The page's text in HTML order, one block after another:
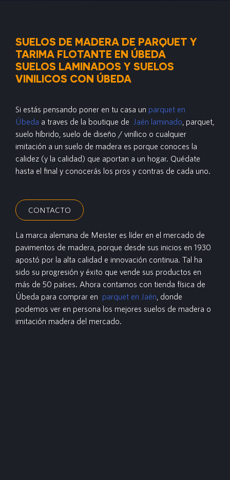
SUELOS DE MADERA DE PARQUET Y
TARIMA FLOTANTE EN ÚBEDA
SUELOS LAMINADOS Y SUELOS
VINILICOS CON ÚBEDA
Si estás pensando poner en tu casa un parquet en
Úbeda a traves de la boutique de Jaén laminado , parquet,
suelo híbrido, suelo de diseño / vinílico o cualquier
imitación a un suelo de madera es porque conoces la
calidez (y la calidad) que aportan a un hogar. Quédate
hasta el final y conocerás los pros y contras de cada uno.
CONTACTO
La marca alemana de Meister es líder en el mercado de
pavimentos de madera, porque desde sus inicios en 1930
apostó por la alta calidad e innovación continua. Tal ha
sido su progresión y éxito que vende sus productos en
más de 50 países. Ahora contamos con tienda física de
Úbeda para comprar en parquet en Jaén , donde
podemos ver en persona los mejores suelos de madera o
imitación madera del mercado.